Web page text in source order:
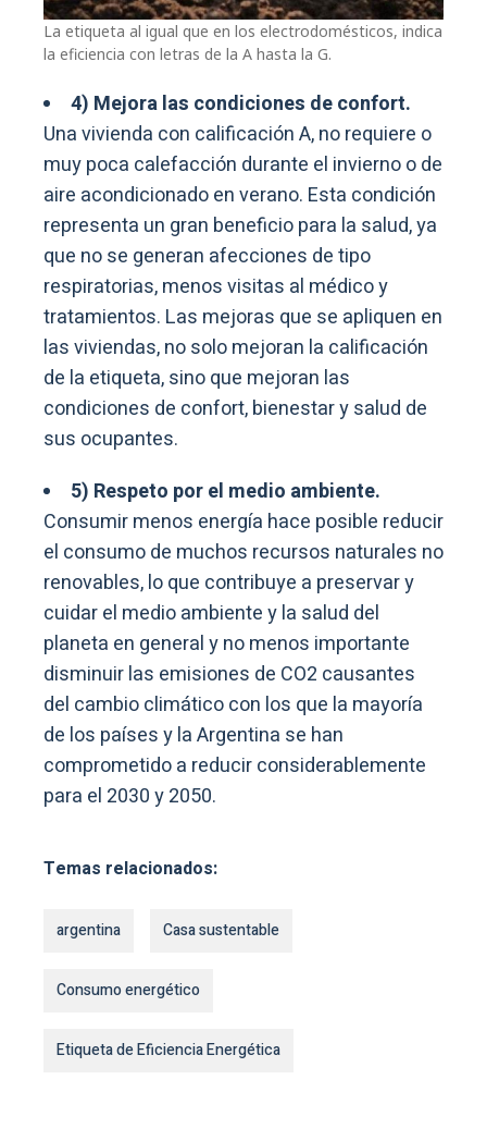
La etiqueta al igual que en los electrodomésticos, indica
la eficiencia con letras de la A hasta la G.
4) Mejora las condiciones de confort.
Una vivienda con calificación A, no requiere o
muy poca calefacción durante el invierno o de
aire acondicionado en verano. Esta condición
representa un gran beneficio para la salud, ya
que no se generan afecciones de tipo
respiratorias, menos visitas al médico y
tratamientos. Las mejoras que se apliquen en
las viviendas, no solo mejoran la calificación
de la etiqueta, sino que mejoran las
condiciones de confort, bienestar y salud de
sus ocupantes.
5) Respeto por el medio ambiente.
Consumir menos energía hace posible reducir
el consumo de muchos recursos naturales no
renovables, lo que contribuye a preservar y
cuidar el medio ambiente y la salud del
planeta en general y no menos importante
disminuir las emisiones de CO2 causantes
del cambio climático con los que la mayoría
de los países y la Argentina se han
comprometido a reducir considerablemente
para el 2030 y 2050.
Temas relacionados:
argentina Casa sustentable
Consumo energético
Etiqueta de Eficiencia Energética